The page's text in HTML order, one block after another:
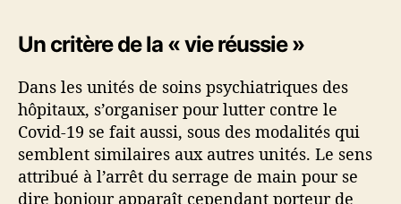
Un critère de la « vie réussie »
Dans les unités de soins psychiatriques des
hôpitaux, s’organiser pour lutter contre le
Covid-19 se fait aussi, sous des modalités qui
semblent similaires aux autres unités. Le sens
attribué à l’arrêt du serrage de main pour se
dire bonjour apparaît cependant porteur de